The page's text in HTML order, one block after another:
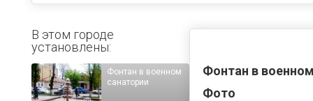
Фонтан в
Фото
В этом городе
установлены:
Фонтан в военном
санатории